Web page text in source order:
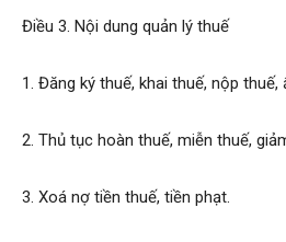
Điều 3. Nội dung quản lý thuế
1. Đăng ký thuế, khai thuế, nộp thuế,
2. Thủ tục hoàn thuế, miễn thuế,
3. Xoá nợ tiền thuế, tiền phạt.